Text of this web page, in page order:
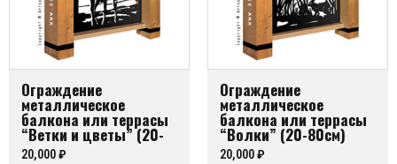
Ограждение
металлическое
балкона или террасы
“Ветки и цветы” (20-
80см)
20,000₽
Ограждение
металлическое
балкона или террасы
“Волки” (20-80см)
20,000₽